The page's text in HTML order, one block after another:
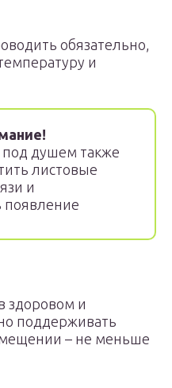
обязательно,
и
душем также
листовые
и
появление
здоровом и
поддерживать
– не меньше